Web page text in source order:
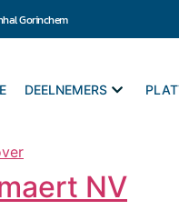
Gorinchem
DEELNEMERS
NV